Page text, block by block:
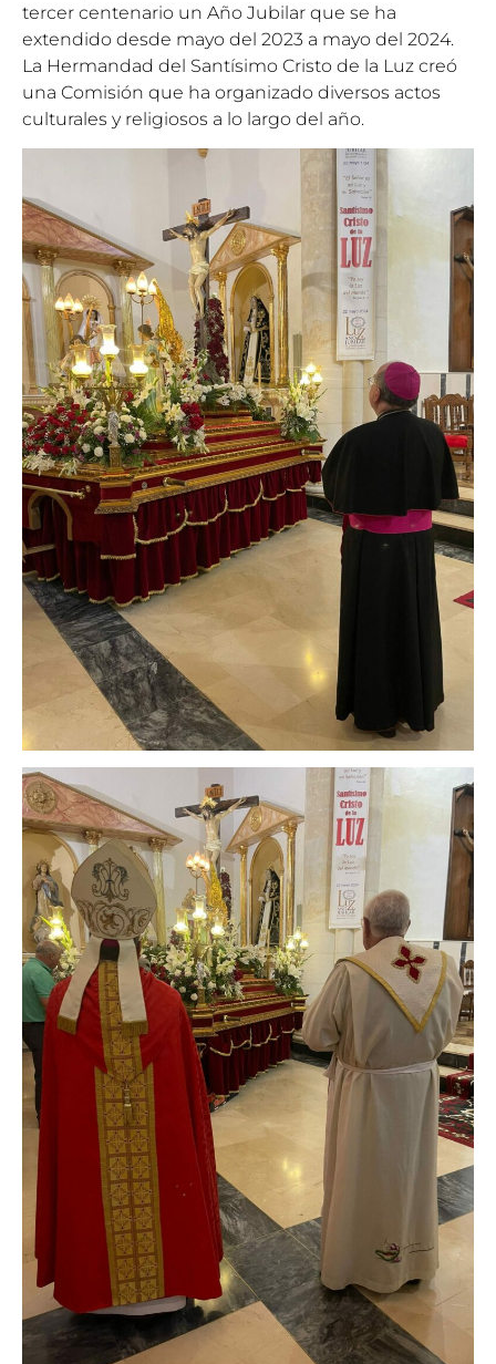
tercer centenario un Año Jubilar que se ha
extendido desde mayo del 2023 a mayo del 2024.
La Hermandad del Santísimo Cristo de la Luz creó
una Comisión que ha organizado diversos actos
culturales y religiosos a lo largo del año.